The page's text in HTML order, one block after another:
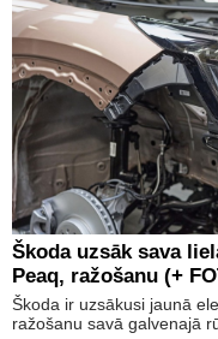
Škoda uzsāk sava
Peaq, ražošanu (+
Škoda ir uzsākusi jaunā
ražošanu savā galvenajā